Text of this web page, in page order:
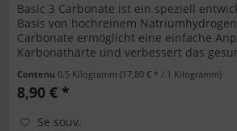
Basic 3 Carbonate ist ein speziell
Basis von hochreinem
Carbonate ermöglicht eine einfache
Karbonathärte und verbessert das
Contenu 0.5 Kilogramm(17,80 € * / 1 Kilogramm)
8,90 € *
Se souv.